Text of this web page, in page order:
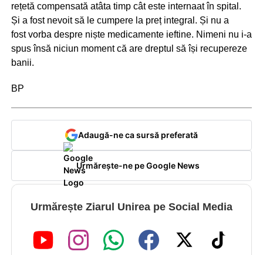
rețetă compensată atâta timp cât este internaat în spital.
Și a fost nevoit să le cumpere la preț integral. Și nu a
fost vorba despre niște medicamente ieftine. Nimeni nu i-a
spus însă niciun moment că are dreptul să își recupereze
banii.
BP
Adaugă-ne ca sursă preferată
Urmărește-ne pe Google News
Urmărește Ziarul Unirea pe Social Media